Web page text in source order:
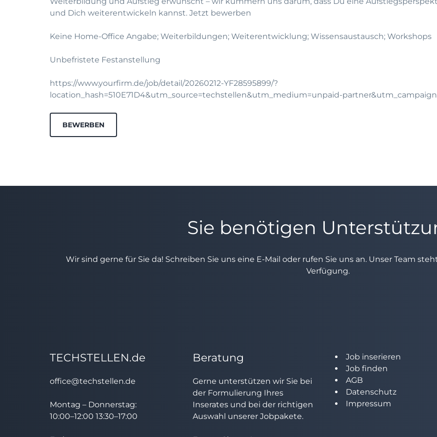
und Dich weiterentwickeln kannst. Jetzt bewerben
Keine Home-Office Angabe; Weiterbildungen; Weiterentwicklung; Wissensaustausch; Workshops
Unbefristete Festanstellung
https://www.yourfirm.de/job/detail/20260212-YF28595899/?
location_hash=510E71D4&utm_source=techstellen&utm_medium=unpaid-
BEWERBEN
Sie benötigen
Wir sind gerne für Sie da! Schreiben Sie uns eine E-Mail oder rufen Sie uns an. Unser Team
Verfügung.
TECHSTELLEN.de
office@techstellen.de
Montag – Donnerstag:
10:00–12:00 13:30–17:00
Beratung
Gerne unterstützen wir Sie bei
der Formulierung Ihres
Inserates und bei der richtigen
Auswahl unserer Jobpakete.
Job inserieren
Job finden
AGB
Datenschutz
Impressum